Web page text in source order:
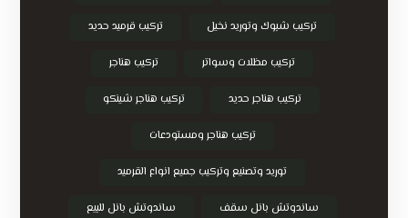
تركيب شبوك وتوريد نخيل تركيب قرميد حديد
تركيب مظلات وسواتر تركيب هناجر
تركيب هناجر حديد تركيب هناجر شينكو
تركيب هناجر ومستودعات
توريد وتصنيع وتركيب جميع انواع القرميد
ساندوتش بانل سقف ساندوتش بانل للبيع